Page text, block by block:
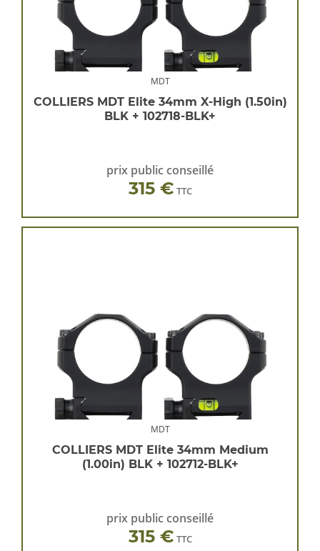
MDT
COLLIERS MDT Elite 34mm X-High (1.50in)
BLK + 102718-BLK+
prix public conseillé
315 € TTC
MDT
COLLIERS MDT Elite 34mm Medium
(1.00in) BLK + 102712-BLK+
prix public conseillé
315 € TTC